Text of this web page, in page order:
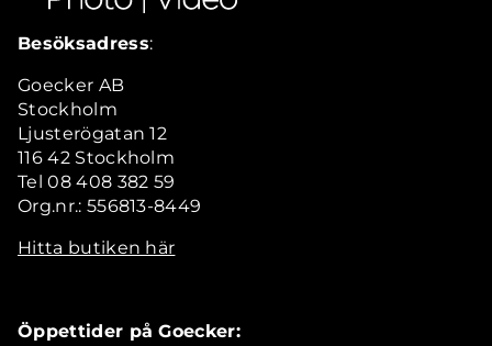
Besöksadress:
Goecker AB
Stockholm
Ljusterögatan 12
116 42 Stockholm
Tel 08 408 382 59
Org.nr.: 556813-8449
Hitta butiken här
Öppettider på Goecker: